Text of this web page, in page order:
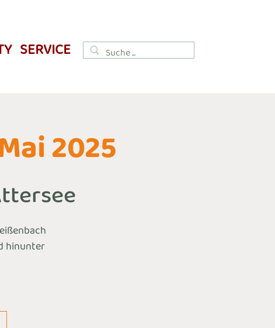
SERVICE
2025
hinunter